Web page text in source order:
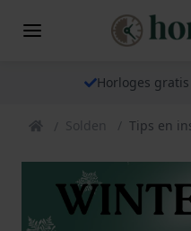
Horloges
Solden Tips en